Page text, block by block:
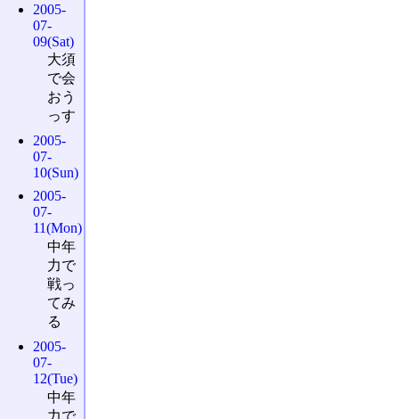
2005-
07-
09(Sat)
大須
で会
おう
っす
2005-
07-
10(Sun)
2005-
07-
11(Mon)
中年
力で
戦っ
てみ
る
2005-
07-
12(Tue)
中年
力で